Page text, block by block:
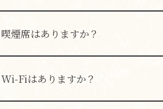
ご希望を承ることは可能ですが、
喫煙席はありますか？
全席禁煙です。
Wi-Fiはありますか？
大阪フリーWi-Fiをご利用ください。